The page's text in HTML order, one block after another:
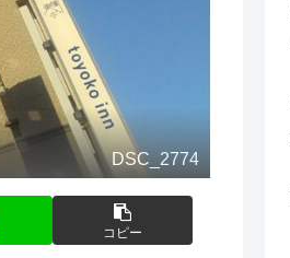
DSC_2774
コピー